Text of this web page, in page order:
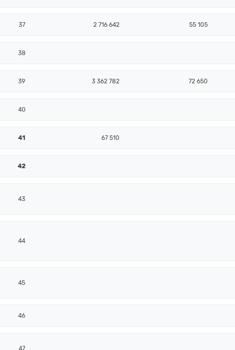
37 2 716 642 55 105
38
39 3 362 782 72 650
40
41 67 510
42
43
44
45
46
47